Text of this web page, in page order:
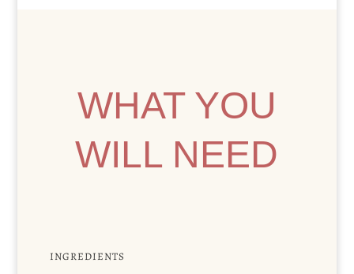
WHAT YOU
WILL NEED
INGREDIENTS